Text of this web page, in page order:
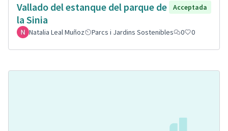
Vallado del estanque del parque de
la Sinia
Acceptada
Natalia Leal Muñoz Parcs i Jardins Sostenibles 0 0